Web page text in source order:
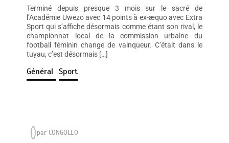
Terminé depuis presque 3 mois sur le sacré de
l’Académie Uwezo avec 14 points à ex-æquo avec Extra
Sport qui s’affiche désormais comme étant son rival, le
championnat local de la commission urbaine du
football féminin change de vainqueur. C’était dans le
tuyau, c’est désormais […]
Général Sport
parCONGOLEO